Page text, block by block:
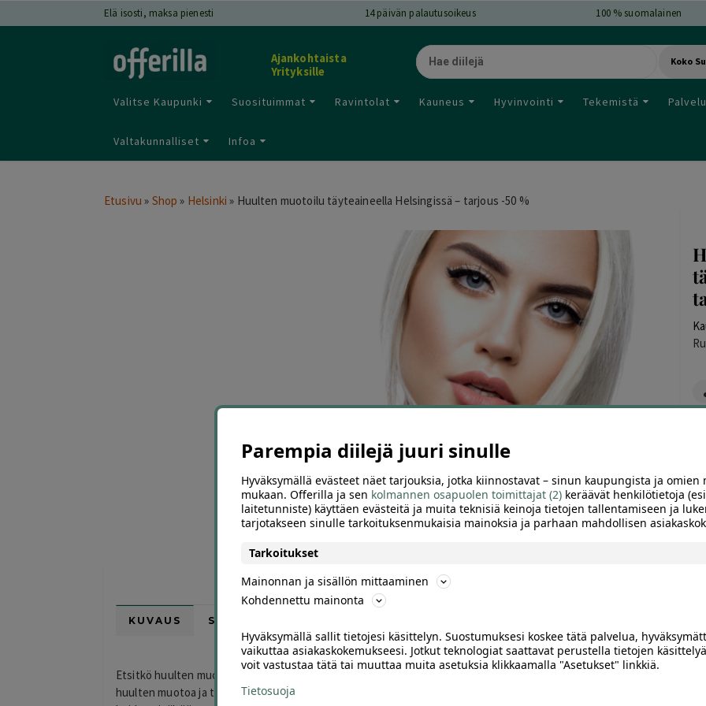
Elä isosti, maksa pienesti 14päivän palautusoikeus 100 % suomalainen
Ajankohtaista
Yrityksille
Koko
Valitse Kaupunki Suosituimmat Ravintolat Kauneus Hyvinvointi Tekemistä
Valtakunnalliset Infoa
Etusivu » Shop » Helsinki » Huulten muotoilu täyteaineella Helsingissä – tarjous -50 %
KUVAUS SIJAINTI KARTALLA
Etsitkö huulten muotoilua Helsingissä? Kauneushoitola Denovan täyteainehoidolla voidaan korostaa
huulten muotoa ja tuoda niihin lisää täyteläisyyttä. Katso huulten täyttö -tarjous Offerillasta ja tutustu
Parempia diilejä juuri sinulle
Hyväksymällä evästeet näet tarjouksia, jotka kiinnostavat – sinun kaupungista ja omien
mukaan. Offerilla ja sen kolmannen osapuolen toimittajat (2) keräävät henkilötietoja
laitetunniste) käyttäen evästeitä ja muita teknisiä keinoja tietojen tallentamiseen ja
tarjotakseen sinulle tarkoituksenmukaisia mainoksia ja parhaan mahdollisen
Tarkoitukset
Mainonnan ja sisällön mittaaminen
Kohdennettu mainonta
Hyväksymällä sallit tietojesi käsittelyn. Suostumuksesi koskee tätä palvelua,
vaikuttaa asiakaskokemukseesi. Jotkut teknologiat saattavat perustella tietojen
voit vastustaa tätä tai muuttaa muita asetuksia klikkaamalla "Asetukset" linkkiä.
Tietosuoja